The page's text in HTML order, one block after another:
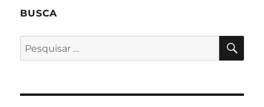
BUSCA
Pesquisar
por: